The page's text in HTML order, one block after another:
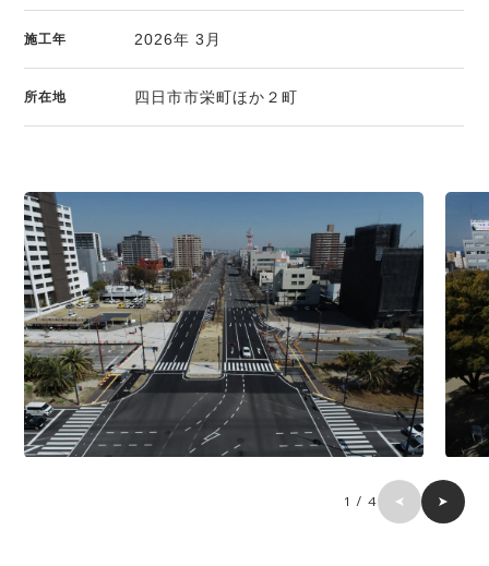
施工年 2026年 3月
所在地 四日市市栄町ほか２町
1 / 4